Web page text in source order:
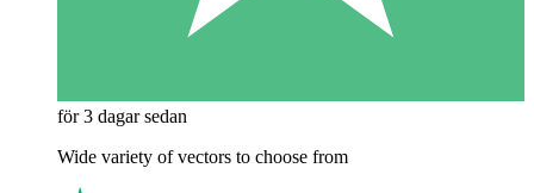
för 3 dagar sedan
Wide variety of vectors to choose from